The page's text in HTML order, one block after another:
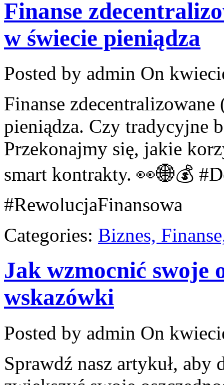
Finanse
w świecie pieniądza
Posted by admin On
Finanse
pieniądza. Czy tradycyjne
Przekonajmy się, jakie
smart kontrakty. 👀🌐💰
#RewolucjaFinansowa
Categories: Biznes,
Jak wzmocnić swoje
wskazówki
Posted by admin On
Sprawdź nasz artykuł,